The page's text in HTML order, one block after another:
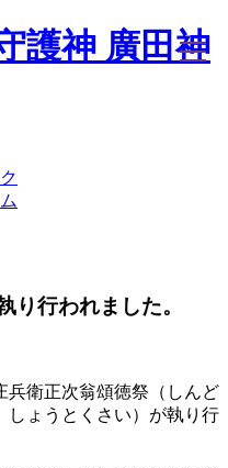
護神 廣田神
り行われました。
兵衛正次翁頌徳祭（しんど
ょうとくさい）が執り行